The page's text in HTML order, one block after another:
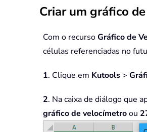
Criar um gráfico
Com o recursoGráfico de
células referenciadas no
1. Clique em Kutools >
2. Na caixa de diálogo que
gráfico de velocímetroou